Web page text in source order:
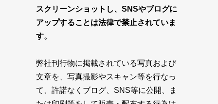
スクリーンショットし、SNSやブログに
アップすることは法律で禁止されていま
す。
弊社刊行物に掲載されている写真および
文章を、写真撮影やスキャン等を行なっ
て、許諾なくブログ、SNS等に公開、ま